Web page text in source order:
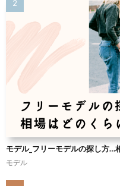
モデル_フリーモデルの探し方…
モデル